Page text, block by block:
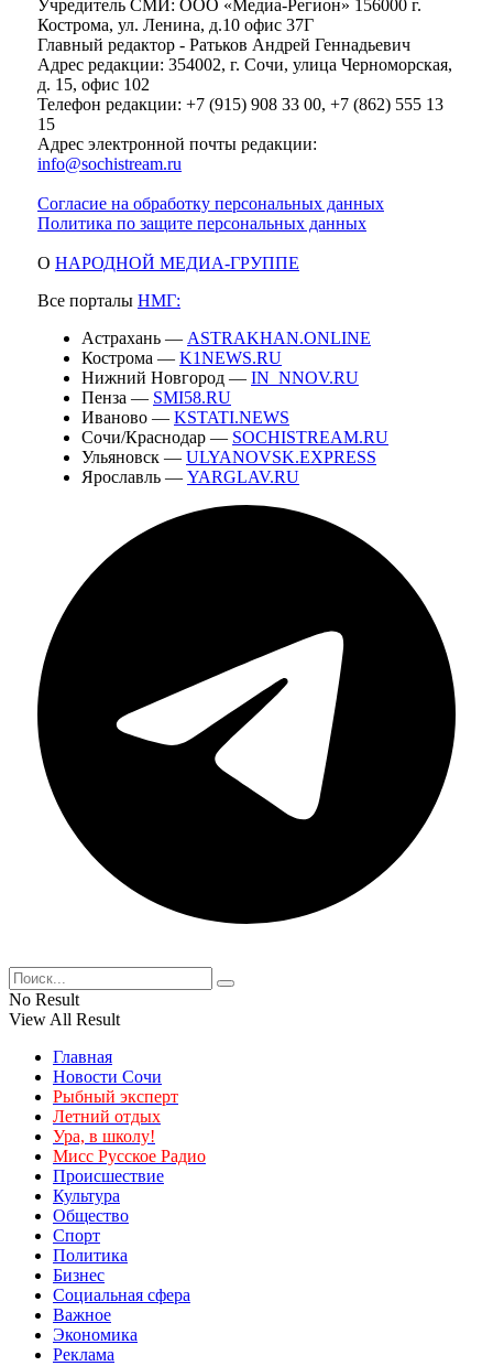
Учредитель СМИ: ООО «Медиа-Регион» 156000 г.
Кострома, ул. Ленина, д.10 офис 37Г
Главный редактор - Ратьков Андрей Геннадьевич
Адрес редакции: 354002, г. Сочи, улица Черноморская,
д. 15, офис 102
Телефон редакции: +7 (915) 908 33 00, +7 (862) 555 13
15
Адрес электронной почты редакции:
info@sochistream.ru
Согласие на обработку персональных данных
Политика по защите персональных данных
О НАРОДНОЙ МЕДИА-ГРУППЕ
Все порталы НМГ:
Астрахань — ASTRAKHAN.ONLINE
Кострома — K1NEWS.RU
Нижний Новгород — IN_NNOV.RU
Пенза — SMI58.RU
Иваново — KSTATI.NEWS
Сочи/Краснодар — SOCHISTREAM.RU
Ульяновск — ULYANOVSK.EXPRESS
Ярославль — YARGLAV.RU
No Result
View All Result
Главная
Новости Сочи
Рыбный эксперт
Летний отдых
Ура, в школу!
Мисс Русское Радио
Происшествие
Культура
Общество
Спорт
Политика
Бизнес
Социальная сфера
Важное
Экономика
Реклама